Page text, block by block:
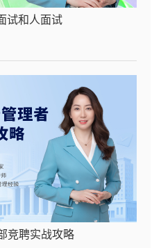
试和人面试
竞聘实战攻略